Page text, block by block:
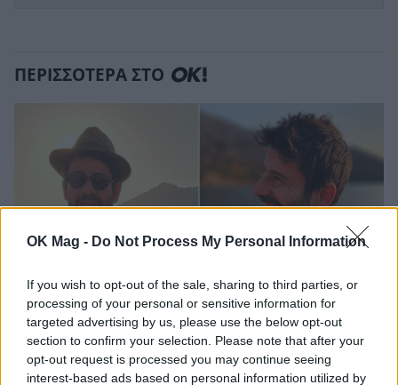
OK Mag - Do Not Process My Personal Information
If you wish to opt-out of the sale, sharing to third parties, or
processing of your personal or sensitive information for
targeted advertising by us, please use the below opt-out
section to confirm your selection. Please note that after your
opt-out request is processed you may continue seeing
interest-based ads based on personal information utilized by
ΠΕΡΙΣΣΟΤΕΡΑ ΣΤΟ
Αλέξης Γεωργούλης: Η καλοκαιρινή
φωτογραφία δίπλα στο κύμα και το γεμάτο
νόημα μήνυμα – «Αυτές οι μικρές